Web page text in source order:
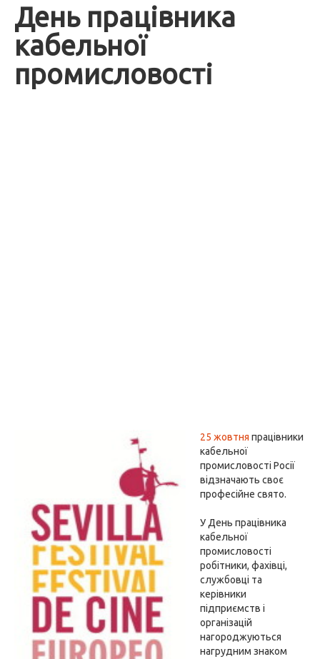
День працівника
кабельної
промисловості
25 жовтня працівники
кабельної
промисловості Росії
відзначають своє
професійне свято.
У День працівника
кабельної
промисловості
робітники, фахівці,
службовці та
керівники
підприємств і
організацій
нагороджуються
нагрудним знаком